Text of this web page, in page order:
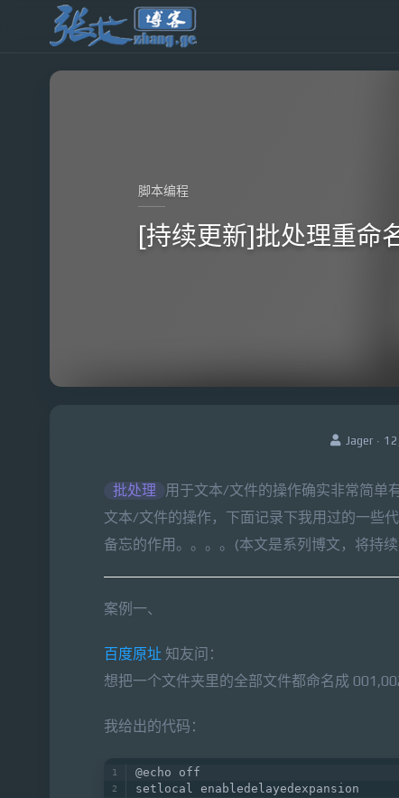
脚本编程
[持续更新]批处理重命
Jager ·
批处理
用于文本/文件的操作确实非常简单
文本/文件的操作，下面记录下我用过的一些
备忘的作用。。。。(本文是系列博文，将持
案例一、
百度原址 知友问：
想把一个文件夹里的全部文件都命名成
我给出的代码：
@echo off
setlocal enabledelayedexpansion